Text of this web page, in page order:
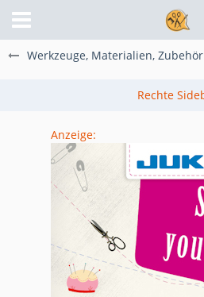
Werkzeuge, Materialien, Zubehör
Anzeige: